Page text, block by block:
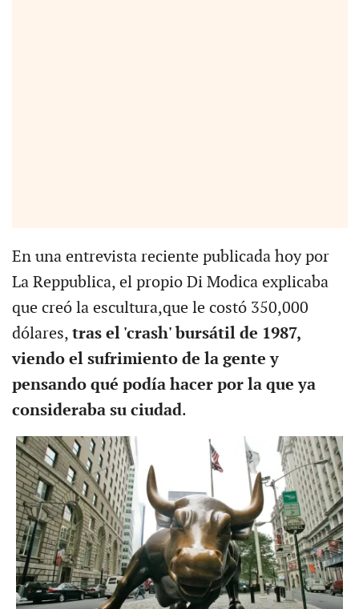
En una entrevista reciente publicada hoy por
La Reppublica, el propio Di Modica explicaba
que creó la escultura,que le costó 350,000
dólares, tras el 'crash' bursátil de 1987,
viendo el sufrimiento de la gente y
pensando qué podía hacer por la que ya
consideraba su ciudad.